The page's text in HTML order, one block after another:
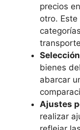
precios
otro.
bienes
abarcar
Ajustes
realizar​